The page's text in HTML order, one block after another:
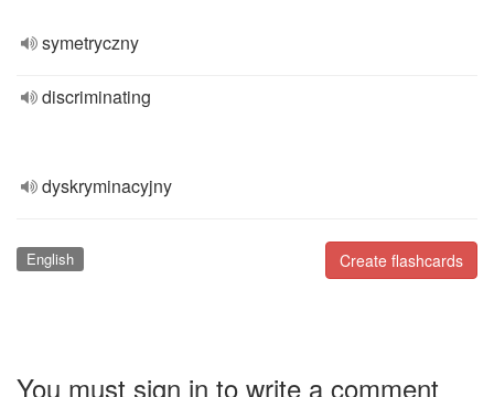
symetryczny
discriminating
dyskryminacyjny
Create flashcards
English
You must sign in to write a comment